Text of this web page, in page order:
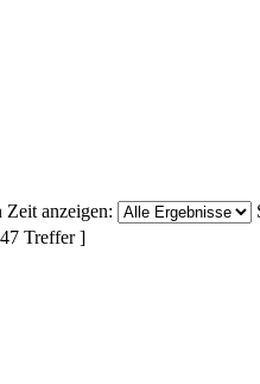
Zeit anzeigen:
Treffer ]